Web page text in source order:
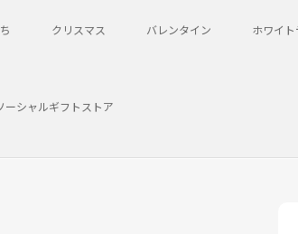
クリスマス バレンタイン ホワイ
ーシャルギフトストア